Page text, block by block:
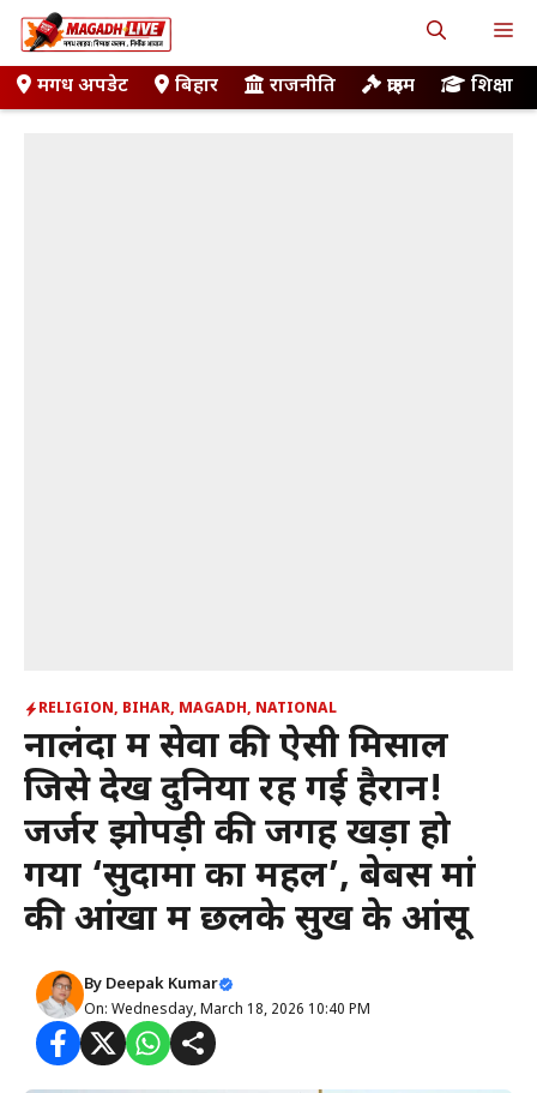
Skip
to
contentमगध अपडेट बिहार राजनीति क्राइम शिक्षा
RELIGION, BIHAR, MAGADH, NATIONAL
नालंदा में सेवा की ऐसी मिसाल
जिसे देख दुनिया रह गई हैरान!
जर्जर झोपड़ी की जगह खड़ा हो
गया ‘सुदामा का महल’, बेबस मां
की आंखों में छलके सुख के आंसू
By Deepak Kumar
On: Wednesday, March 18, 2026 10:40 PM